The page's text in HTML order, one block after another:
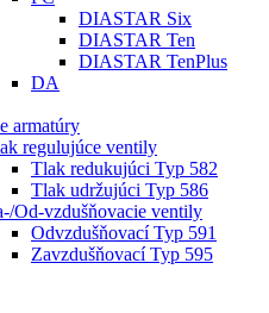
DIASTAR Six
DIASTAR Ten
DIASTAR TenPlus
DA
armatúry
regulujúce ventily
Tlak redukujúci Typ 582
Tlak udržujúci Typ 586
Od-vzdušňovacie ventily
Odvzdušňovací Typ 591
Zavzdušňovací Typ 595